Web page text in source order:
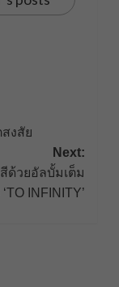
งสัย
Next:
ด้วยอัลบั้มเต็ม
INFINITY’